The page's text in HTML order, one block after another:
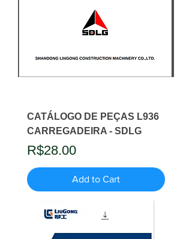
CATÁLOGO DE PEÇAS L936
CARREGADEIRA - SDLG
Price
R$28.00
Add to Cart